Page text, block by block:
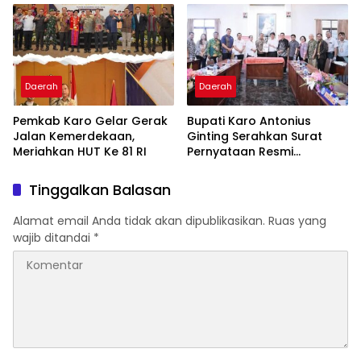
Daerah
Pemkab Karo Gelar Gerak
Jalan Kemerdekaan,
Meriahkan HUT Ke 81 RI
Daerah
Bupati Karo Antonius
Ginting Serahkan Surat
Pernyataan Resmi
Tinggalkan Balasan
Alamat email Anda tidak akan dipublikasikan. Ruas yang
wajib ditandai *